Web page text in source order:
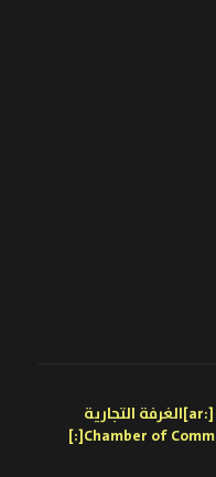
[:ar]الغرفة التجارية